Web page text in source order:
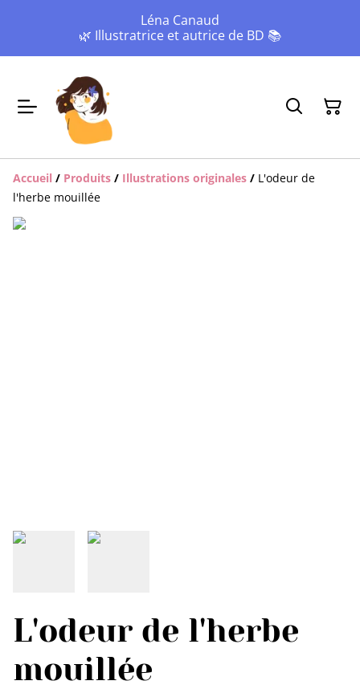
Léna Canaud
🌿 Illustratrice et autrice de BD 📚
Accueil / Produits / Illustrations originales / L'odeur de
l'herbe mouillée
L'odeur de l'herbe
mouillée